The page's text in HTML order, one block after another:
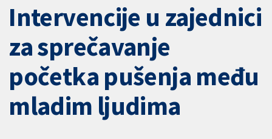
Intervencije u zajednici
za sprečavanje
početka pušenja među
mladim ljudima